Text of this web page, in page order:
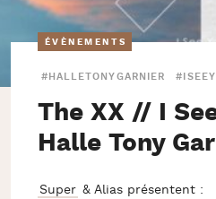
ÉVÈNEMENTS
#HALLETONYGARNIER
The XX // I
Halle Tony
Super & Alias présentent :